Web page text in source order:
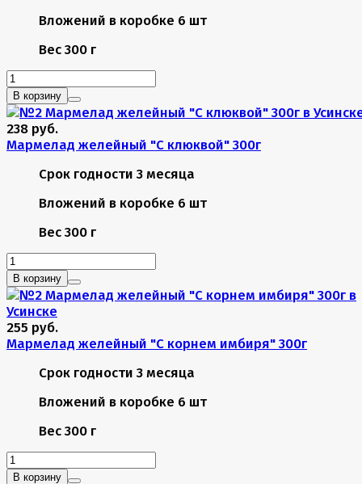
Вложений в коробке 6 шт
Вес 300 г
В корзину
238 руб.
Мармелад желейный "С клюквой" 300г
Срок годности 3 месяца
Вложений в коробке 6 шт
Вес 300 г
В корзину
255 руб.
Мармелад желейный "С корнем имбиря" 300г
Срок годности 3 месяца
Вложений в коробке 6 шт
Вес 300 г
В корзину